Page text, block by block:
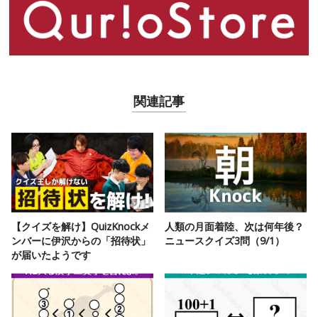
関連記事
【クイズを解け】QuizKnockメ
ンバーに伊沢からの「招待状」
が届いたようです
人類の月面着陸、次は何年後？
ニュースクイズ3問（9/1）